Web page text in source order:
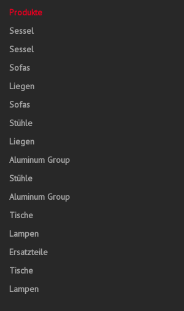
Produkte
Sessel
Sessel
Sofas
Liegen
Sofas
Stühle
Liegen
Aluminum Group
Stühle
Aluminum Group
Tische
Lampen
Ersatzteile
Tische
Lampen